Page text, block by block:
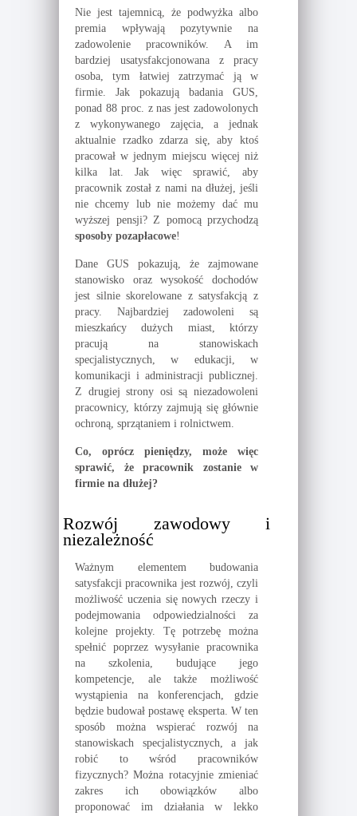
Nie jest tajemnicą, że podwyżka albo
premia wpływają pozytywnie na
zadowolenie pracowników. A im
bardziej usatysfakcjonowana z pracy
osoba, tym łatwiej zatrzymać ją w
firmie. Jak pokazują badania GUS,
ponad 88 proc. z nas jest zadowolonych
z wykonywanego zajęcia, a jednak
aktualnie rzadko zdarza się, aby ktoś
pracował w jednym miejscu więcej niż
kilka lat. Jak więc sprawić, aby
pracownik został z nami na dłużej, jeśli
nie chcemy lub nie możemy dać mu
wyższej pensji? Z pomocą przychodzą
sposoby pozapłacowe!
Dane GUS pokazują, że zajmowane
stanowisko oraz wysokość dochodów
jest silnie skorelowane z satysfakcją z
pracy. Najbardziej zadowoleni są
mieszkańcy dużych miast, którzy
pracują na stanowiskach
specjalistycznych, w edukacji, w
komunikacji i administracji publicznej.
Z drugiej strony osi są niezadowoleni
pracownicy, którzy zajmują się głównie
ochroną, sprzątaniem i rolnictwem.
Co, oprócz pieniędzy, może więc
sprawić, że pracownik zostanie w
firmie na dłużej?
Rozwój zawodowy i
niezależność
Ważnym elementem budowania
satysfakcji pracownika jest rozwój, czyli
możliwość uczenia się nowych rzeczy i
podejmowania odpowiedzialności za
kolejne projekty. Tę potrzebę można
spełnić poprzez wysyłanie pracownika
na szkolenia, budujące jego
kompetencje, ale także możliwość
wystąpienia na konferencjach, gdzie
będzie budował postawę eksperta. W ten
sposób można wspierać rozwój na
stanowiskach specjalistycznych, a jak
robić to wśród pracowników
fizycznych? Można rotacyjnie zmieniać
zakres ich obowiązków albo
proponować im działania w lekko